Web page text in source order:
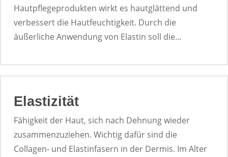
Hautpflegeprodukten wirkt es hautglättend und
verbessert die Hautfeuchtigkeit. Durch die
äußerliche Anwendung von Elastin soll die...
Elastizität
Fähigkeit der Haut, sich nach Dehnung wieder
zusammenzuziehen. Wichtig dafür sind die
Collagen- und Elastinfasern in der Dermis. Im Alter